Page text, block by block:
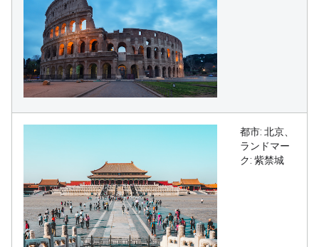
都市: 北京、
ランドマー
ク: 紫禁城